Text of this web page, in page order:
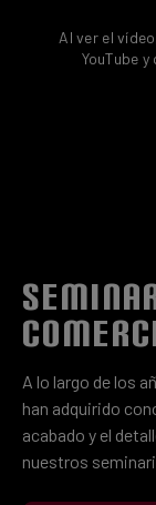
Al ver el
YouTube
A lo largo de los
han adquirido
acabado y el
nuestros